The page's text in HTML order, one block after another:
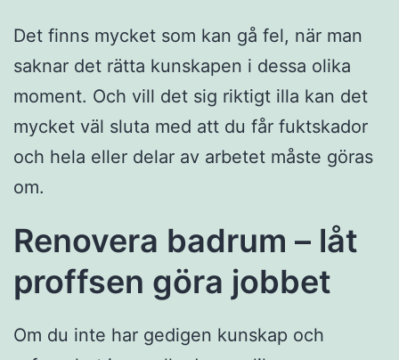
Det finns mycket som kan gå fel, när man
saknar det rätta kunskapen i dessa olika
moment. Och vill det sig riktigt illa kan det
mycket väl sluta med att du får fuktskador
och hela eller delar av arbetet måste göras
om.
Renovera badrum – låt
proffsen göra jobbet
Om du inte har gedigen kunskap och